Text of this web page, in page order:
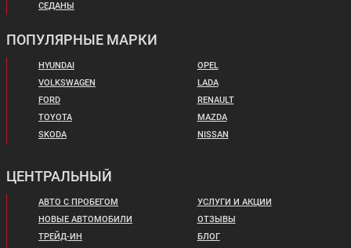
СЕДАНЫ
ПОПУЛЯРНЫЕ МАРКИ
HYUNDAI
VOLKSWAGEN
FORD
TOYOTA
SKODA
OPEL
LADA
RENAULT
MAZDA
NISSAN
ЦЕНТРАЛЬНЫЙ
АВТО С ПРОБЕГОМ
НОВЫЕ АВТОМОБИЛИ
ТРЕЙД-ИН
УСЛУГИ И АКЦИИ
ОТЗЫВЫ
БЛОГ